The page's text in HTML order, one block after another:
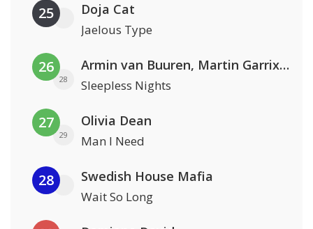
25 Doja Cat
Jaelous Type
26
28
Armin van Buuren, Martin Garrix & Libby Whitehouse
Sleepless Nights
27
29
Olivia Dean
Man I Need
28 Swedish House Mafia
Wait So Long